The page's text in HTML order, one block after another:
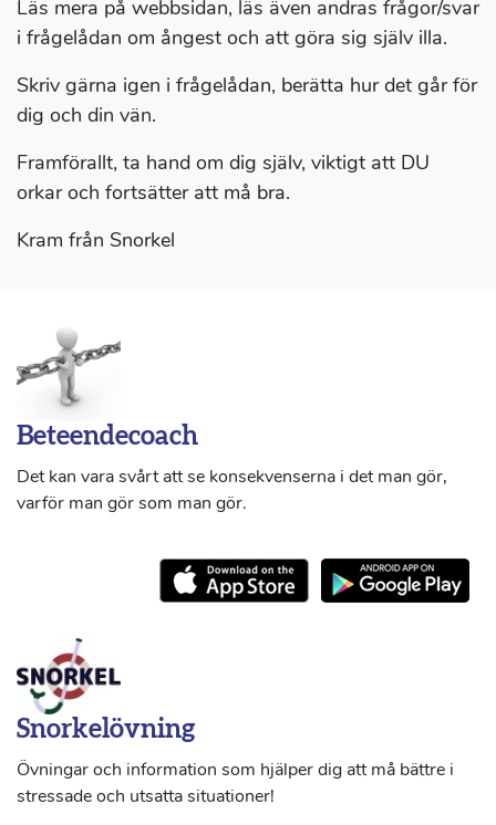
Läs mera på webbsidan, läs även andras frågor/svar
i frågelådan om ångest och att göra sig själv illa.
Skriv gärna igen i frågelådan, berätta hur det går för
dig och din vän.
Framförallt, ta hand om dig själv, viktigt att DU
orkar och fortsätter att må bra.
Kram från Snorkel
Beteendecoach
Det kan vara svårt att se konsekvenserna i det man gör,
varför man gör som man gör.
Snorkelövning
Övningar och information som hjälper dig att må bättre i
stressade och utsatta situationer!